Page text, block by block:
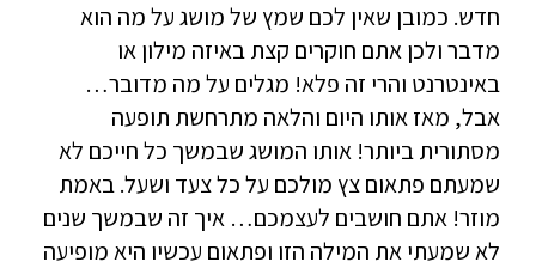
חדש. כמובן שאין לכם שמץ של מושג על מה הוא
מדבר ולכן אתם חוקרים קצת באיזה מילון או
באינטרנט והרי זה פלא! מגלים על מה מדובר…
אבל, מאז אותו היום והלאה מתרחשת תופעה
מסתורית ביותר! אותו המושג שבמשך כל חייכם לא
שמעתם פתאום צץ מולכם על כל צעד ושעל. באמת
מוזר! אתם חושבים לעצמכם… איך זה שבמשך שנים
לא שמעתי את המילה הזו ופתאום עכשיו היא מופיעה